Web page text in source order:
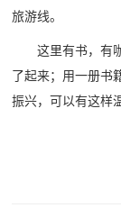
旅游线。
这里有书，有
了起来；用一册
振兴，可以有这样